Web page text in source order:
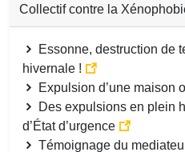
Collectif contre la
Essonne, destruction de
hivernale !
Expulsion d’une maison
Des expulsions en plein
d’État d’urgence
Témoignage du